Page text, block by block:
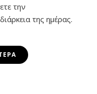
την
της ημέρας.